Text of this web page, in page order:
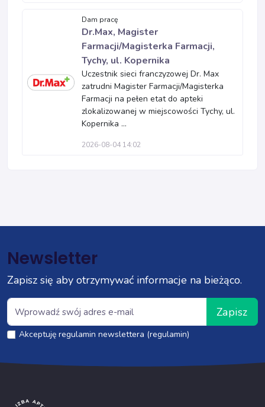
Dam pracę
Dr.Max, Magister
Farmacji/Magisterka Farmacji,
Tychy, ul. Kopernika
Uczestnik sieci franczyzowej Dr. Max
zatrudni Magister Farmacji/Magisterka
Farmacji na pełen etat do apteki
zlokalizowanej w miejscowości Tychy, ul.
Kopernika ...
2026-08-04 14:02
Newsletter
Zapisz się aby otrzymywać informacje na bieżąco.
Zapisz
Akceptuję regulamin newslettera (regulamin)